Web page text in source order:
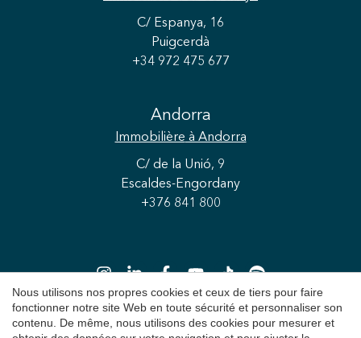
C/ Espanya, 16
Puigcerdà
+34 972 475 677
Andorra
Immobilière à Andorra
C/ de la Unió, 9
Escaldes-Engordany
+376 841 800
Nous utilisons nos propres cookies et ceux de tiers pour faire
fonctionner notre site Web en toute sécurité et personnaliser son
contenu. De même, nous utilisons des cookies pour mesurer et
Enregistrer les paramètres Tout accepter